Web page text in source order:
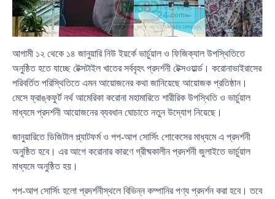
আগামী ১২ থেকে ১৪ জানুয়ারি নিউ ইয়র্কে ভার্চুয়াল ও ফিজিক্যাল উপস্থিতিতে
অনুষ্ঠিত হতে যাচ্ছে টেক্সটাইল খাতের সর্ববৃহৎ প্রদর্শনী টেক্সওয়ার্ল্ড। করোনাভাইরাসের
পরিবর্তিত পরিস্থিতিতে এমন আয়োজনের কথা জানিয়েছে আয়োজক প্রতিষ্ঠান।
মেসে ফ্রাঙ্কফুর্ট নর্থ আমেরিকা করোনা মহামারিতে শারীরিক উপস্থিতি ও ভার্চুয়াল
মাধ্যমে প্রদর্শনী আয়োজনের ব্যবধান ঘোচাতে নতুন উদ্যোগ নিয়েছে।
জানুয়ারিতে ডিজিটাল প্ল্যাটফর্ম ও পপ-আপ সোর্সিং শোকেসের মাধ্যমে এ প্রদর্শনী
অনুষ্ঠিত হবে। এর আগে করোনার কারণে গ্রীষ্মকালীন প্রদর্শনী জুলাইতে ভার্চুয়াল
মাধ্যমে অনুষ্ঠিত হয়।
পপ-আপ সোর্সিং হলো প্রদর্শনীস্থলে বিভিন্ন কম্পানির পণ্য প্রদর্শন করা হবে। তবে